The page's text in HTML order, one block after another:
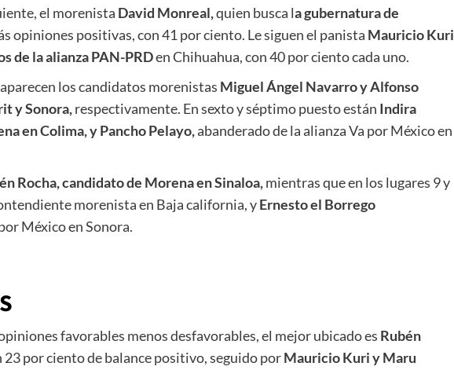
el morenista David Monreal,quien busca la gubernatura de
opiniones positivas, con 41 por ciento. Le siguen el panista Mauricio Kuri
de la alianza PAN-PRDen Chihuahua, con 40 por ciento cada uno.
los candidatos morenistas Miguel Ángel Navarro y Alfonso
y Sonora,respectivamente. En sexto y séptimo puesto están Indira
en Colima, y Pancho Pelayo,abanderado de la alianza Va por México en
Rocha, candidato de Morena en Sinaloa,mientras que en los lugares 9 y
morenista en Baja california, yErnesto el Borrego
México en Sonora.
favorables menos desfavorables, el mejor ubicado es Rubén
23 por ciento de balance positivo, seguido porMauricio Kuri y Maru